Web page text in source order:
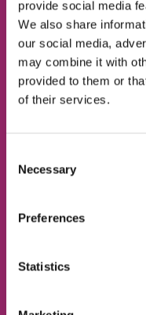
provide social media
We also share
our social media,
may combine it with
provided to them or
of their services.
Selection
Necessary
Preferences
Statistics
НОМЕР ТЕЛЕФОНУ